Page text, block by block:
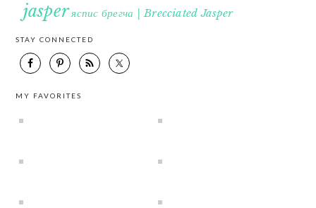
jasperяспис брегча | Brecciated Jasper
STAY CONNECTED
MY FAVORITES